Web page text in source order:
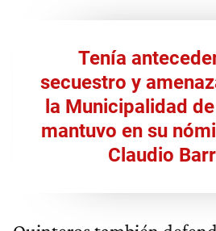
Tenía
secuestro y
la Municipalidad
mantuvo en su
Claudio